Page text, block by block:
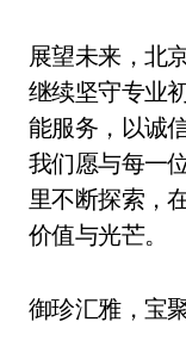
展望未来，北
继续坚守专业
能服务，以诚
我们愿与每一
里不断探索，
价值与光芒。
御珍汇雅，宝